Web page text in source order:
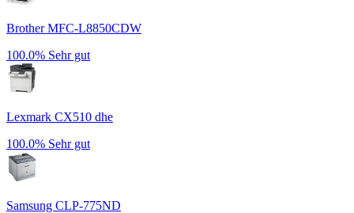
Brother MFC-L8850CDW
100.0% Sehr gut
Lexmark CX510 dhe
100.0% Sehr gut
Samsung CLP-775ND